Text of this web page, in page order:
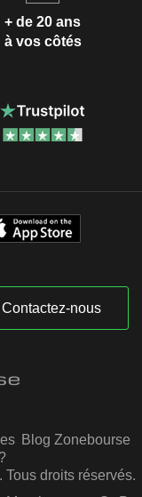
+ de 20 ans
à vos côtés
Contactez-nous
Blog Zonebourse
droits réservés.